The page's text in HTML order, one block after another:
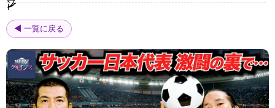
8
まる絶望のモンスターパニック・アクション
『HYDRA ヒドラ』
映画カルチュア FilmIsNow Japan
9
【
本編無料公開中】湖の真ん中で助けた男は、
敵か味方か――。荒れ狂う水上で繰り広げられる絶
望の心理サスペンス『エマージェンシー 見知らぬ2
人』
映画カルチュア FilmIsNow Japan
1話！新たな船でマグロに挑む！悲運の漁師×釣りよか。
テレ東 - 新マグロに賭けた男たち2025 新たなる船出 - 第
2話！新たな船でマグロを釣る！悲運の漁師×釣りよか。
きむ！
◀ 一覧に戻る